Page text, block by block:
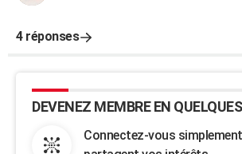
4 réponses
DEVENEZ MEMBRE EN
Connectez-vous